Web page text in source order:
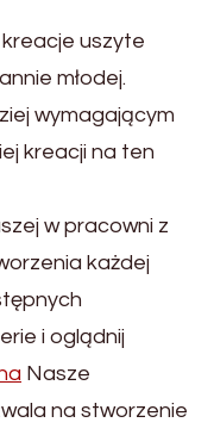
uszyte
młodej.
wymagającym
kreacji na ten
w pracowni z
każdej
i oglądnij
Nasze
na stworzenie